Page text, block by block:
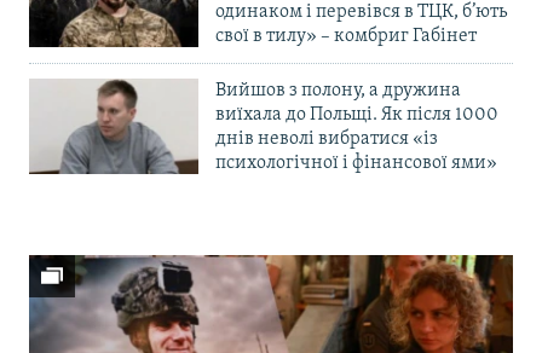
одинаком і перевівся в ТЦК, б’ють
свої в тилу» – комбриг Габінет
Вийшов з полону, а дружина
виїхала до Польщі. Як після 1000
днів неволі вибратися «із
психологічної і фінансової ями»